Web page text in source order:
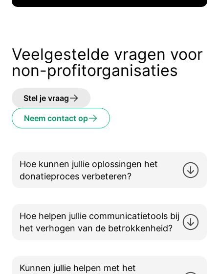
Veelgestelde vragen voor
non-profitorganisaties
Stel je vraag
Neem contact op
Hoe kunnen jullie oplossingen het
donatieproces verbeteren?
Hoe helpen jullie communicatietools bij
het verhogen van de betrokkenheid?
Kunnen jullie helpen met het